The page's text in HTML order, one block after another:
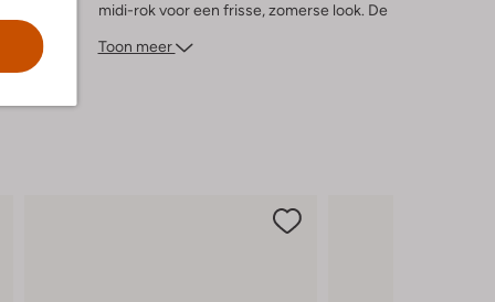
midi-rok voor een frisse, zomerse look. De
touch, terwijl de zachte stof zorgt voor
Toon meer